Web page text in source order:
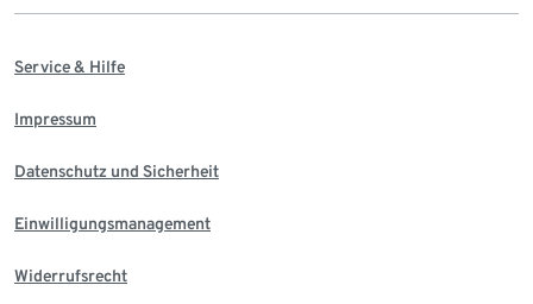
Service & Hilfe
Impressum
Datenschutz und Sicherheit
Einwilligungsmanagement
Widerrufsrecht